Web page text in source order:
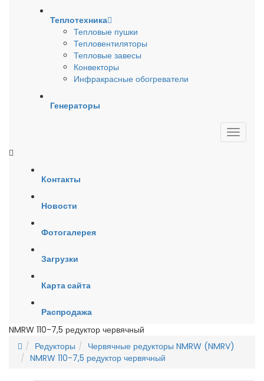
Теплотехника
Тепловые пушки
Тепловентиляторы
Тепловые завесы
Конвекторы
Инфракрасные обогреватели
Генераторы
Контакты
Новости
Фотогалерея
Загрузки
Карта сайта
Распродажа
NMRW 110-7,5 редуктор червячный
Редукторы
Червячные редукторы NMRW (NMRV)
NMRW 110-7,5 редуктор червячный